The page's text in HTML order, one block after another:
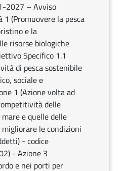
2027 – Avviso
(Promuovere la pesca
e la
risorse biologiche
Specifico 1.1
di pesca sostenibile
sociale e
1 (Azione volta ad
delle
e quelle delle
le condizioni
- codice
- Azione 3
e nei porti per